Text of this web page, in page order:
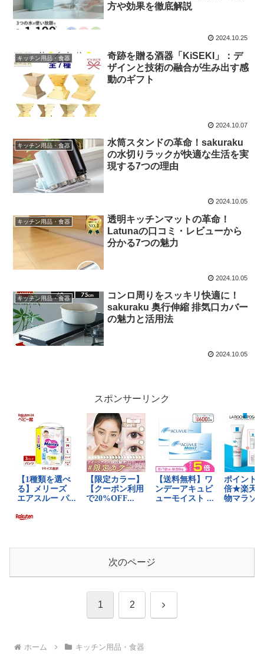
方や効果を徹底解説
2024.10.25
キッチン用品・食器
奇跡を贈る酒器「KiSEKI」：デ
ザインと技術の融合が生み出す感
動のギフト
2024.10.07
キッチン用品・食器
水筒スタンドの革命！sakuraku
の水切りラックが快適な生活を実
現する7つの理由
2024.10.05
キッチン用品・食器
透明キッチンマットの革命！
Latunaの口コミ・レビューから
分かる7つの魅力
2024.10.05
キッチン用品・食器
コンロ周りをスッキリ快適に！
sakuraku 奥行伸縮 排気口カバー
の魅力と活用法
2024.10.05
スポンサーリンク
次のページ
1 2 次
ホーム キッチン用品・食器